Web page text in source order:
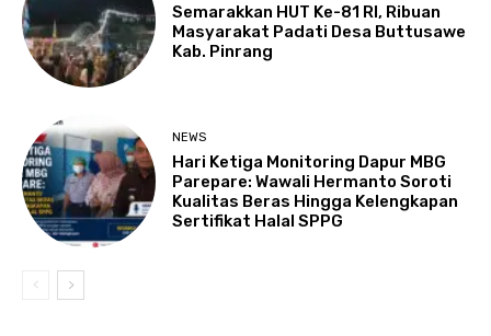
Semarakkan HUT Ke-81 RI, Ribuan
Masyarakat Padati Desa Buttusawe
Kab. Pinrang
NEWS
Hari Ketiga Monitoring Dapur MBG
Parepare: Wawali Hermanto Soroti
Kualitas Beras Hingga Kelengkapan
Sertifikat Halal SPPG